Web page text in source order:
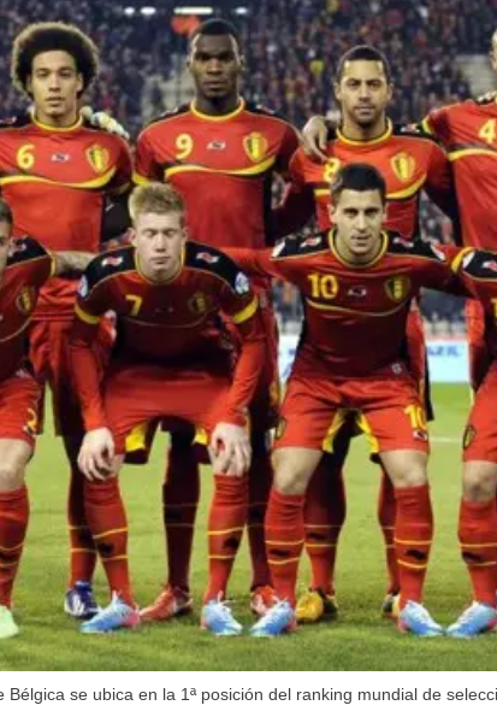
se ubica en la 1ª posición del ranking mundial de